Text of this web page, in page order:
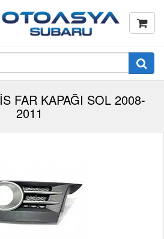
FAR KAPAĞI SOL 2008-
2011